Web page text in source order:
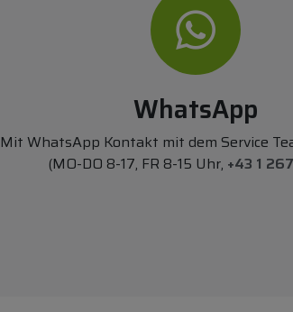
WhatsApp
Mit WhatsApp Kontakt mit dem Service
(MO-DO 8-17, FR 8-15 Uhr, +43 1